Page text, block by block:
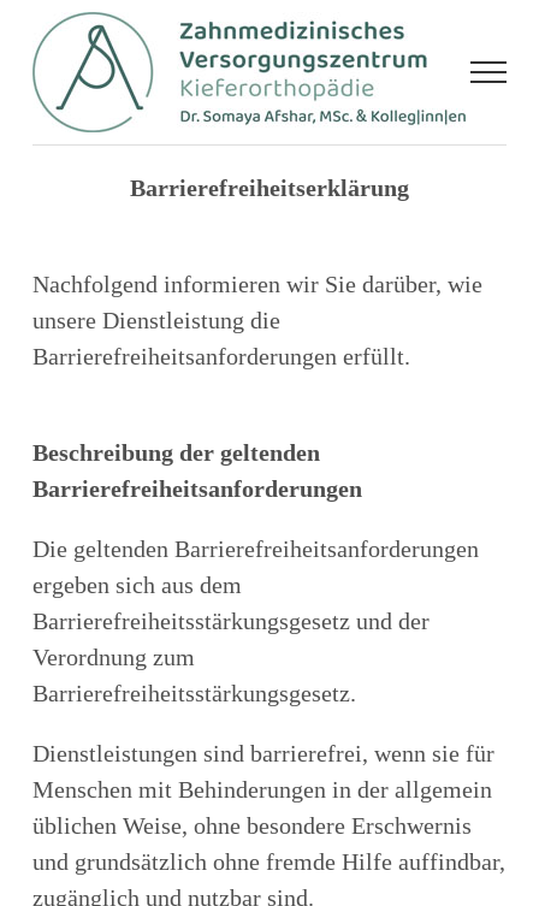
Inhalt
springen
Barrierefreiheitserklärung
Nachfolgend informieren wir Sie darüber, wie
unsere Dienstleistung die
Barrierefreiheitsanforderungen erfüllt.
Beschreibung der geltenden
Barrierefreiheitsanforderungen
Die geltenden Barrierefreiheitsanforderungen
ergeben sich aus dem
Barrierefreiheitsstärkungsgesetz und der
Verordnung zum
Barrierefreiheitsstärkungsgesetz.
Dienstleistungen sind barrierefrei, wenn sie für
Menschen mit Behinderungen in der allgemein
üblichen Weise, ohne besondere Erschwernis
und grundsätzlich ohne fremde Hilfe auffindbar,
zugänglich und nutzbar sind.